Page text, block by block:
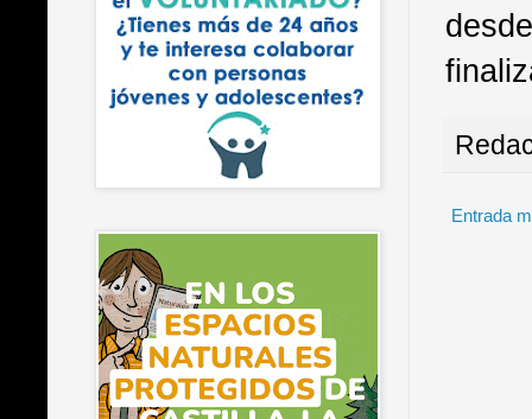
Entrada